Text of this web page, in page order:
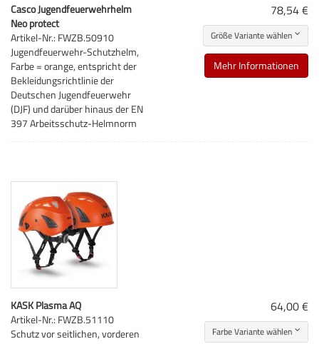
Casco Jugendfeuerwehrhelm
Neo protect
Artikel-Nr.: FWZB.50910
Jugendfeuerwehr-Schutzhelm,
Farbe = orange, entspricht der
Bekleidungsrichtlinie der
Deutschen Jugendfeuerwehr
(DJF) und darüber hinaus der EN
397 Arbeitsschutz-Helmnorm
78,54 €
Größe Variante wählen
Mehr Informationen
KASK Plasma AQ
Artikel-Nr.: FWZB.51110
Schutz vor seitlichen, vorderen
64,00 €
Farbe Variante wählen